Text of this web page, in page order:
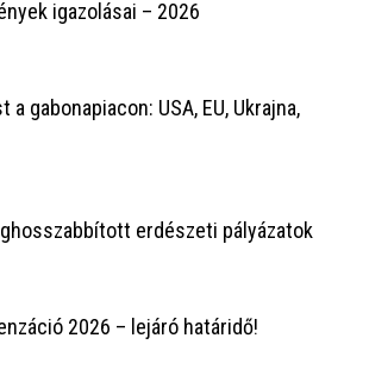
igazolásai – 2026
gabonapiacon: USA, EU, Ukrajna,
erdészeti pályázatok
2026 – lejáró határidő!